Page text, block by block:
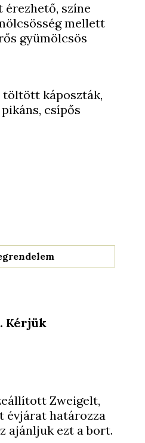
színe
mellett
gyümölcsös
töltött káposzták,
csípős
Kérjük
Zweigelt,
évjárat határozza
ajánljuk ezt a bort.